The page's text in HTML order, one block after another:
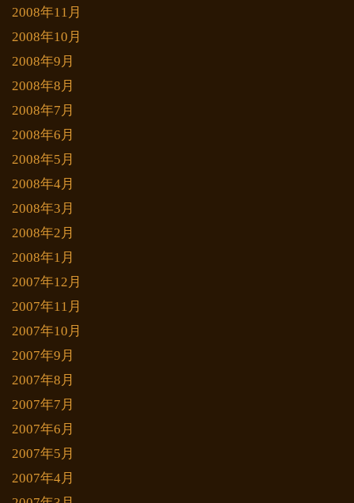
2008年11月
2008年10月
2008年9月
2008年8月
2008年7月
2008年6月
2008年5月
2008年4月
2008年3月
2008年2月
2008年1月
2007年12月
2007年11月
2007年10月
2007年9月
2007年8月
2007年7月
2007年6月
2007年5月
2007年4月